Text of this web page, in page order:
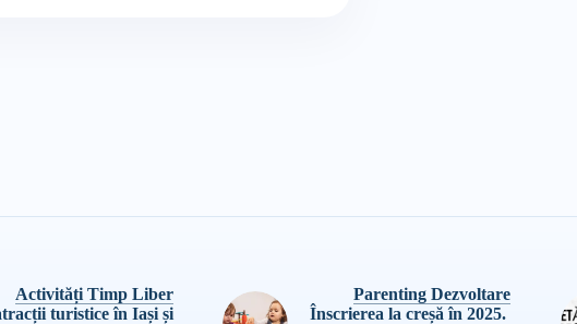
Activități Timp Liber
turistice în Iași și
Parenting Dezvoltare
Înscrierea la creșă în 2025.